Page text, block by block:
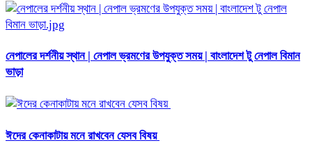
নেপালের দর্শনীয় স্থান | নেপাল ভ্রমণের উপযুক্ত সময় | বাংলাদেশ টু নেপাল বিমান
ভাড়া
ঈদের কেনাকাটায় মনে রাখবেন যেসব বিষয়